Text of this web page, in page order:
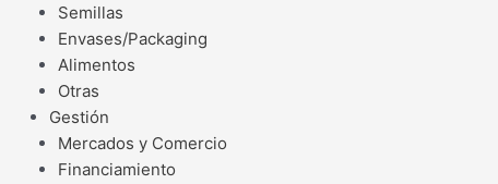
Semillas
Envases/Packaging
Alimentos
Otras
Gestión
Mercados y Comercio
Financiamiento